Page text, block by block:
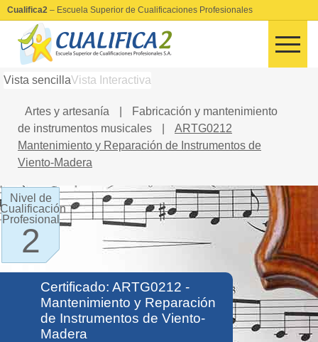
Cualifica2 – Escuela Superior de Cualificaciones Profesionales
Vista sencillaVista Interactiva
Artes y artesanía
Fabricación y mantenimiento
de instrumentos musicales
ARTG0212
Mantenimiento y Reparación de Instrumentos de
Viento-Madera
Nivel de
Cualificación
Profesional
2
Certificado: ARTG0212 -
Mantenimiento y Reparación
de Instrumentos de Viento-
Madera